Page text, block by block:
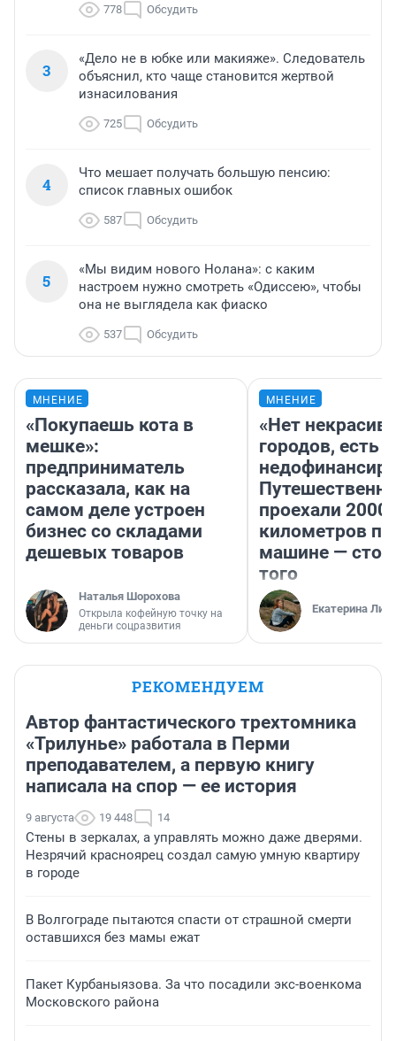
778 Обсудить
3
«Дело не в юбке или макияже». Следователь
объяснил, кто чаще становится жертвой
изнасилования
725 Обсудить
4
Что мешает получать большую пенсию:
список главных ошибок
587 Обсудить
5
«Мы видим нового Нолана»: с каким
настроем нужно смотреть «Одиссею», чтобы
она не выглядела как фиаско
537 Обсудить
МНЕНИЕ
«Покупаешь кота в
мешке»:
предприниматель
рассказала, как на
самом деле устроен
бизнес со складами
дешевых товаров
Наталья Шорохова
Открыла кофейную точку на
деньги соцразвития
МНЕНИЕ
«Нет
городов, есть
проехали 2000
километров по
машине —
того
Екатерина
РЕКОМЕНДУЕМ
Автор фантастического трехтомника
«Трилунье» работала в Перми
преподавателем, а первую книгу
написала на спор — ее история
9 августа 19 448 14
Стены в зеркалах, а управлять можно даже дверями.
Незрячий красноярец создал самую умную квартиру
в городе
В Волгограде пытаются спасти от страшной смерти
оставшихся без мамы ежат
Пакет Курбаныязова. За что посадили экс-военкома
Московского района